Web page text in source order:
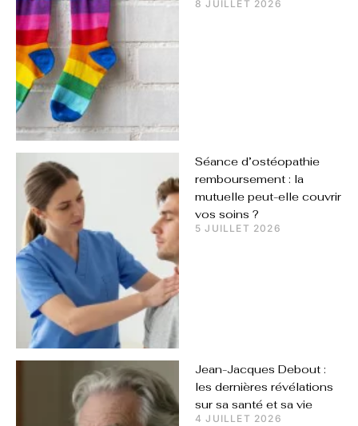
8 JUILLET 2026
Séance d’ostéopathie
remboursement : la
mutuelle peut-elle couvrir
vos soins ?
5 JUILLET 2026
Jean-Jacques Debout :
les dernières révélations
sur sa santé et sa vie
4 JUILLET 2026